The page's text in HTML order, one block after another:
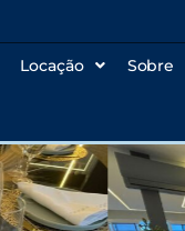
Locação Sobre